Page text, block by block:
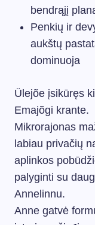
bendrąjį
Penkių ir
aukštų
dominuoja
Ülejõe įsikūręs
Emajõgi krante.
Mikrorajonas
labiau privačių
aplinkos
palyginti su
Annelinnu.
Anne gatvė